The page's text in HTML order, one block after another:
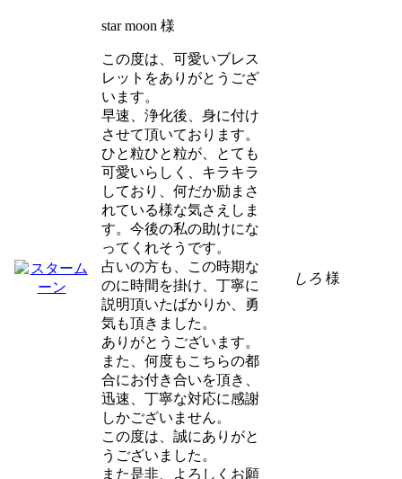
star moon 様
この度は、可愛いブレス
レットをありがとうござ
います。
早速、浄化後、身に付け
させて頂いております。
ひと粒ひと粒が、とても
可愛いらしく、キラキラ
しており、何だか励まさ
れている様な気さえしま
す。今後の私の助けにな
ってくれそうです。
占いの方も、この時期な
のに時間を掛け、丁寧に
説明頂いたばかりか、勇
気も頂きました。
ありがとうございます。
また、何度もこちらの都
合にお付き合いを頂き、
迅速、丁寧な対応に感謝
しかございません。
この度は、誠にありがと
うございました。
また是非、よろしくお願
しろ 様